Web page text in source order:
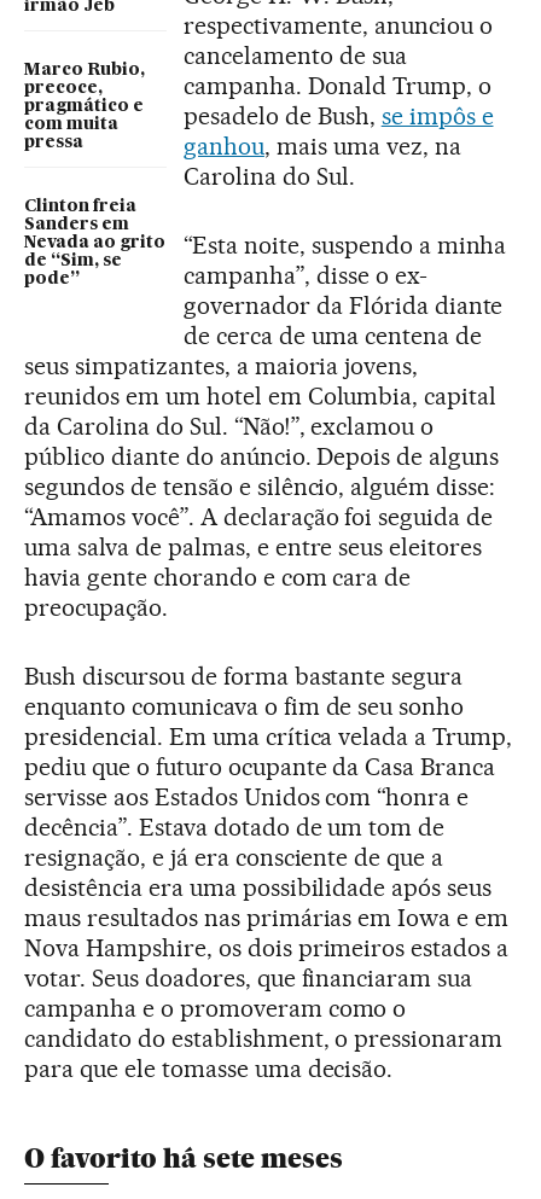
irmão Jeb
Marco Rubio,
precoce,
pragmático e
com muita
pressa
Clinton freia
Sanders em
Nevada ao grito
de “Sim, se
pode”
respectivamente, anunciou o
cancelamento de sua
campanha. Donald Trump, o
pesadelo de Bush, se impôs e
ganhou, mais uma vez, na
Carolina do Sul.
“Esta noite, suspendo a minha
campanha”, disse o ex-
governador da Flórida diante
de cerca de uma centena de
seus simpatizantes, a maioria jovens,
reunidos em um hotel em Columbia, capital
da Carolina do Sul. “Não!”, exclamou o
público diante do anúncio. Depois de alguns
segundos de tensão e silêncio, alguém disse:
“Amamos você”. A declaração foi seguida de
uma salva de palmas, e entre seus eleitores
havia gente chorando e com cara de
preocupação.
Bush discursou de forma bastante segura
enquanto comunicava o fim de seu sonho
presidencial. Em uma crítica velada a Trump,
pediu que o futuro ocupante da Casa Branca
servisse aos Estados Unidos com “honra e
decência”. Estava dotado de um tom de
resignação, e já era consciente de que a
desistência era uma possibilidade após seus
maus resultados nas primárias em Iowa e em
Nova Hampshire, os dois primeiros estados a
votar. Seus doadores, que financiaram sua
campanha e o promoveram como o
candidato do establishment, o pressionaram
para que ele tomasse uma decisão.
O favorito há sete meses